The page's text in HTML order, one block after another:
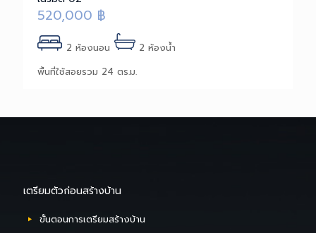
520,000 ฿
2 ห้องนอน
2 ห้องน้ำ
พื้นที่ใช้สอยรวม 24 ตร.ม.
เตรียมตัวก่อนสร้างบ้าน
ขั้นตอนการเตรียมสร้างบ้าน